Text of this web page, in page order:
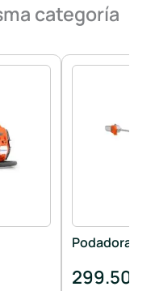
categoría
Podadora
299.50 €